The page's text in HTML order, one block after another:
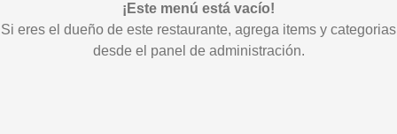
¡Este menú está vacío!
Si eres el dueño de este restaurante, agrega items y categorias
desde el panel de administración.